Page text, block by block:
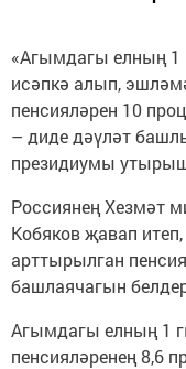
«Агымдагы елның 1
исәпкә алып,
пенсияләрен 10
– диде дәүләт
президиумы
Россиянең Хезмәт
Кобяков җавап
арттырылган
башлаячагын
Агымдагы елның 1
пенсияләренең 8,6